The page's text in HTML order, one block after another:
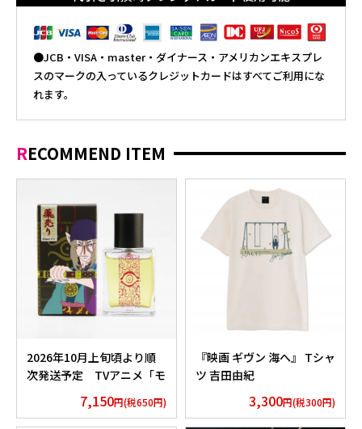
●JCB・VISA・master・ダイナース・アメリカンエキスプレ
スのマークの入っているクレジットカードはすべてご利用にな
れます。
RECOMMEND ITEM
2026年10月上旬頃より順
次発送予定 TVアニメ「モ
7,150円(税650円)
『映画 ギヴン 海へ』 Tシャ
ツ 吉田由紀
3,300円(税300円)